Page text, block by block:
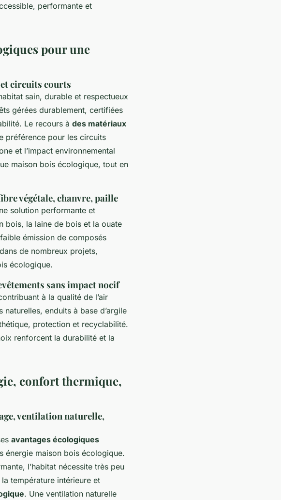
performante et
pour une
et circuits courts
sain, durable et respectueux
gérées durablement, certifiées
Le recours à des matériaux
préférence pour les circuits
et l’impact environnemental
maison bois écologique, tout en
végétale, chanvre, paille
solution performante et
bois, la laine de bois et la ouate
émission de composés
de nombreux projets,
écologique.
sans impact nocif
à la qualité de l’air
enduits à base d’argile
protection et recyclabilité.
renforcent la durabilité et la
confort thermique,
ventilation naturelle,
avantages écologiques
énergie maison bois écologique.
l’habitat nécessite très peu
température intérieure et
. Une ventilation naturelle